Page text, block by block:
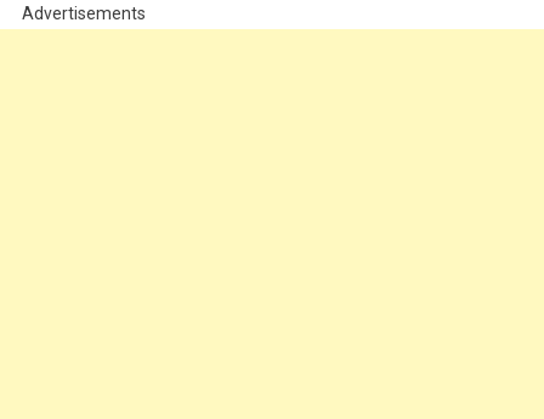
Advertisements